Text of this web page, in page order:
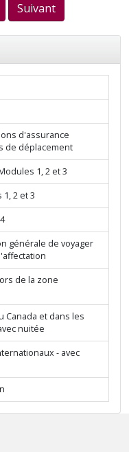
Suivant
d'assurance
de déplacement
1, 2 et 3
2 et 3
générale de voyager
de la zone
Canada et dans les
nuitée
- avec